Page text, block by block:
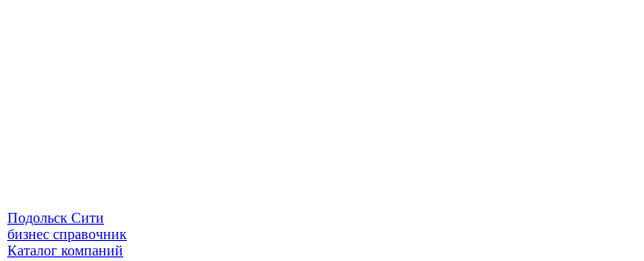
Подольск Сити
бизнес справочник
Каталог компаний